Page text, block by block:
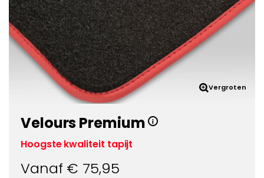
Vergroten
Velours Premium
Hoogste kwaliteit tapijt
Vanaf € 75,95